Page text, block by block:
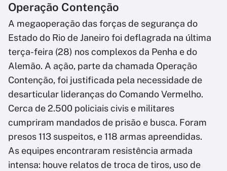
Operação Contenção
A megaoperação das forças de segurança do
Estado do Rio de Janeiro foi deflagrada na última
terça-feira (28) nos complexos da Penha e do
Alemão. A ação, parte da chamada Operação
Contenção, foi justificada pela necessidade de
desarticular lideranças do Comando Vermelho.
Cerca de 2.500 policiais civis e militares
cumpriram mandados de prisão e busca. Foram
presos 113 suspeitos, e 118 armas apreendidas.
As equipes encontraram resistência armada
intensa: houve relatos de troca de tiros, uso de